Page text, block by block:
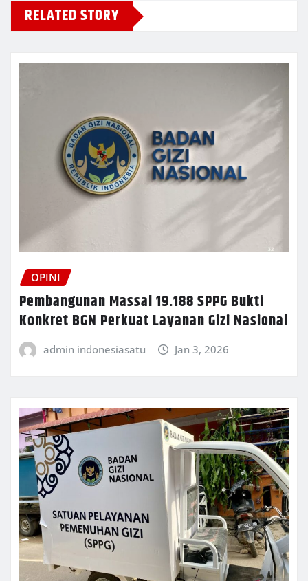
RELATED STORY
OPINI
Pembangunan Massal 19.188 SPPG Bukti
Konkret BGN Perkuat Layanan Gizi Nasional
admin indonesiasatu Jan 3, 2026